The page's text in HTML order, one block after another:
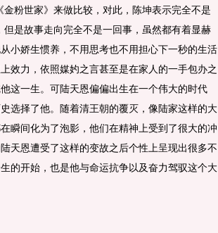
粉世家》来做比较，对此，陈坤表示完全不是
是故事走向完全不是一回事，虽然都有着显赫
小娇生惯养，不用思考也不用担心下一秒的生活
效力，依照媒妁之言甚至是在家人的一手包办之
这一生。可陆天恩偏偏出生在一个伟大的时代
选择了他。随着清王朝的覆灭，像陆家这样的大
瞬间化为了泡影，他们在精神上受到了很大的冲
天恩遭受了这样的变故之后个性上呈现出很多不
的开始，也是他与命运抗争以及奋力驾驭这个大